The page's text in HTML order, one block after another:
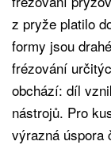
z pryže platilo
formy jsou
frézování
obchází: díl
nástrojů. Pro
výrazná úspora